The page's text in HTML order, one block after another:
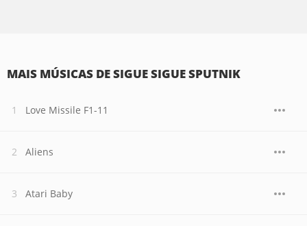
MAIS MÚSICAS DE SIGUE SIGUE SPUTNIK
Love Missile F1-11
Aliens
Atari Baby